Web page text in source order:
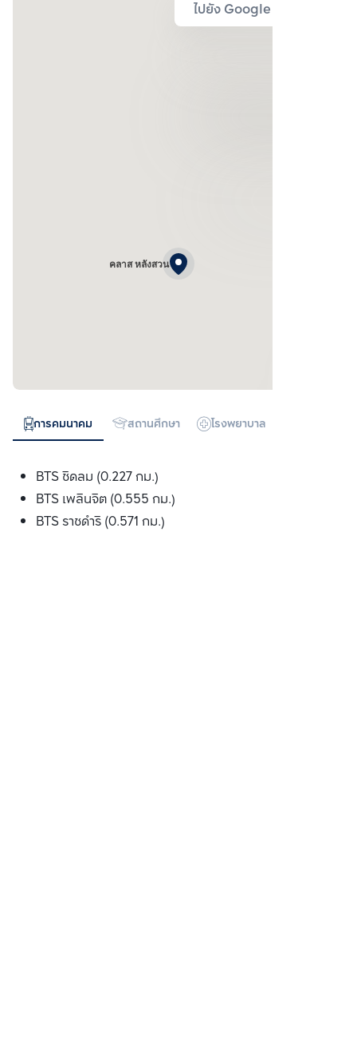
ไปยัง Google Map
คลาส หลังสวน
การคมนาคม สถานศึกษา โรงพยาบาล
BTS ชิดลม (0.227 กม.)
BTS เพลินจิต (0.555 กม.)
BTS ราชดำริ (0.571 กม.)